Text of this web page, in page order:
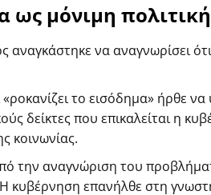
ως μόνιμη
να αναγνωρίσει
το εισόδημα» ήρθε
δείκτες που επικαλείται η
κοινωνίας.
την αναγνώριση του
Η κυβέρνηση επανήλθε στη